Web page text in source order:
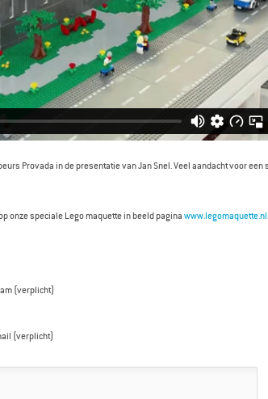
Provada in de presentatie van Jan Snel. Veel aandacht voor
onze speciale Lego maquette in beeld pagina www.legomaquette.nl
(verplicht)
(verplicht)